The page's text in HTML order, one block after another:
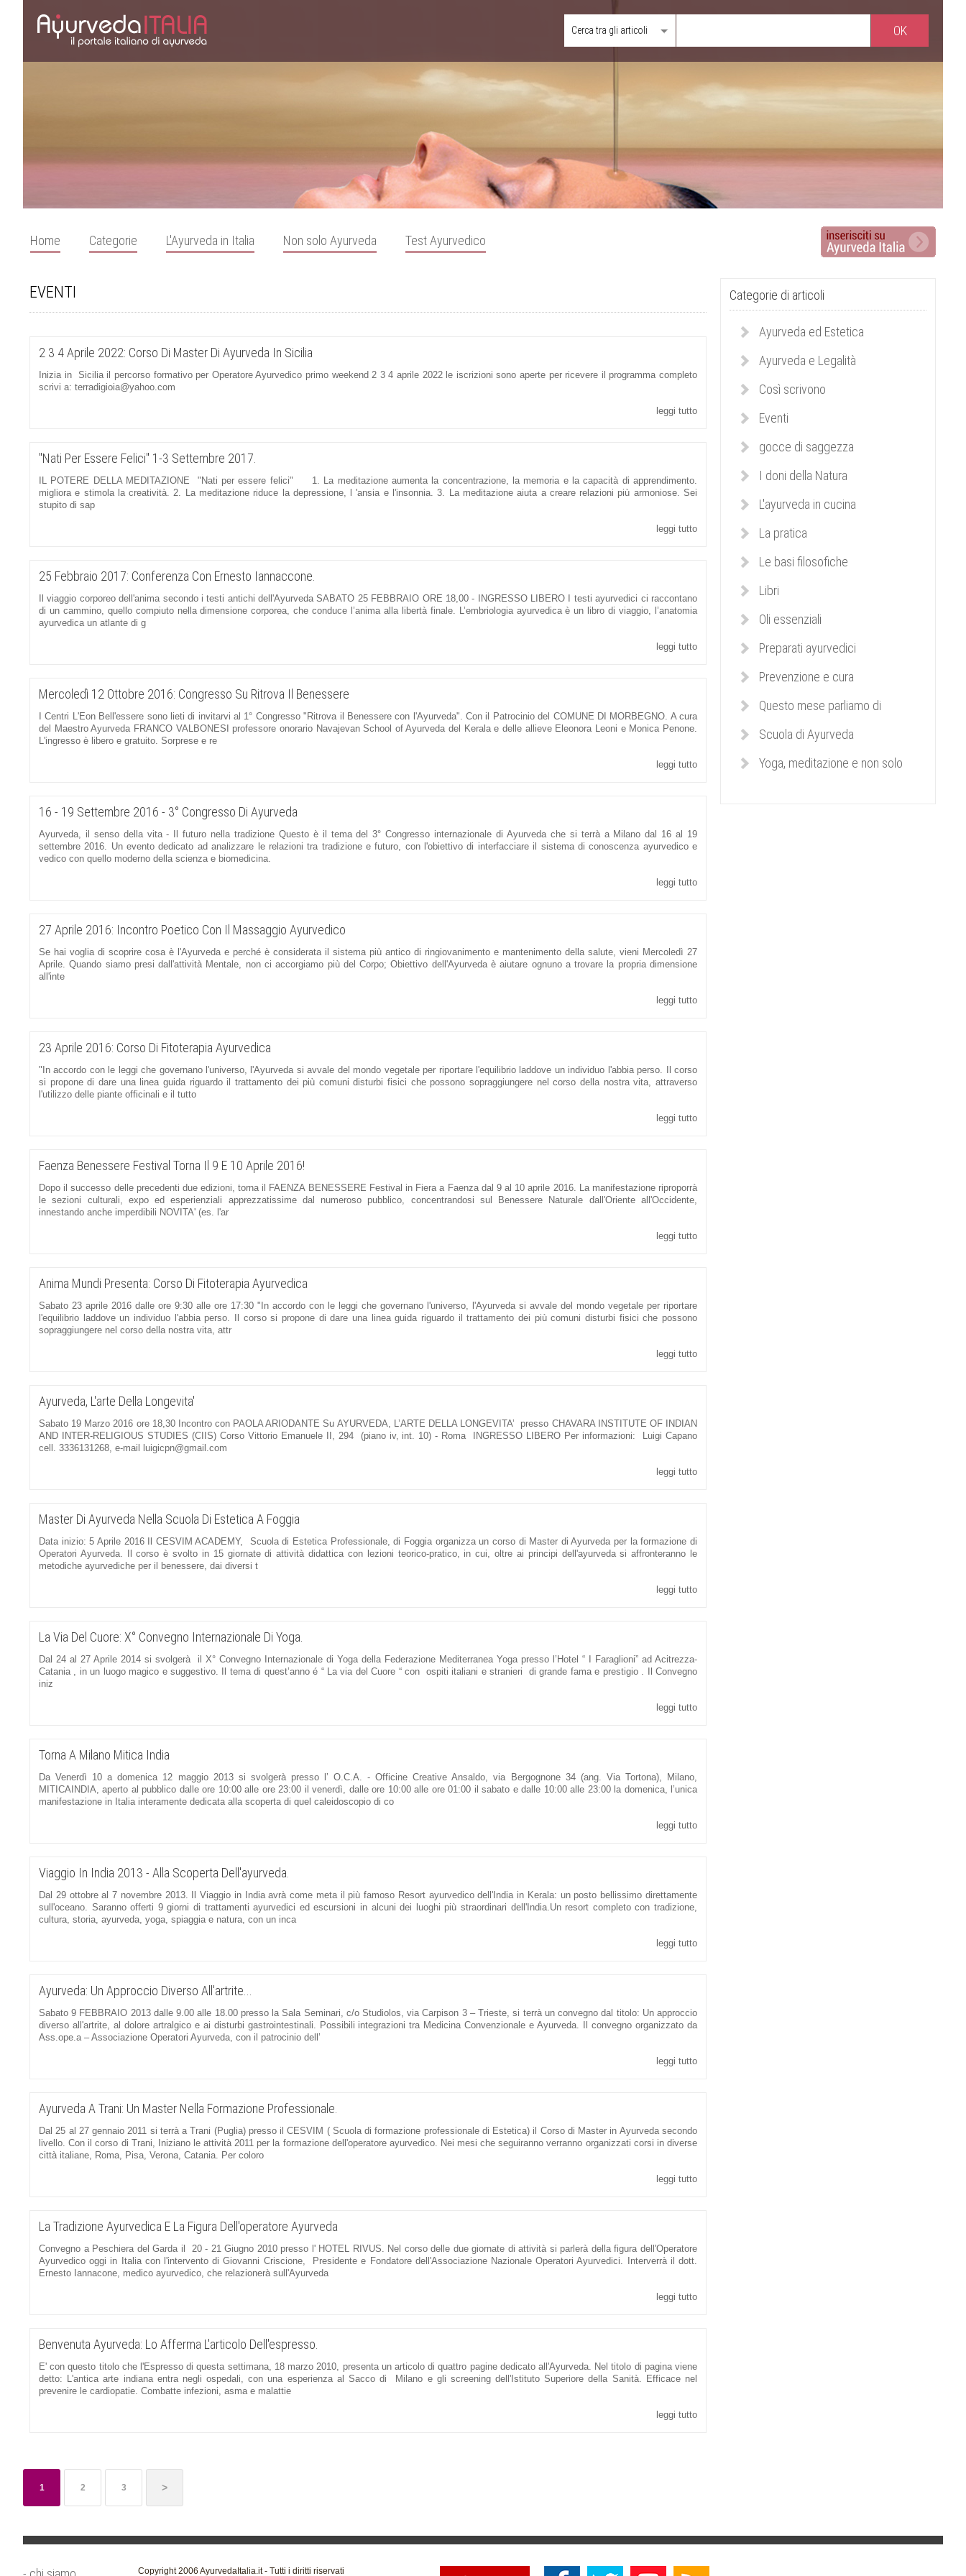
Cerca tra gli articoli
Home Categorie L'Ayurveda in Italia Non solo Ayurveda Test Ayurvedico
EVENTI
2 3 4 Aprile 2022: Corso Di Master Di Ayurveda In Sicilia
Inizia in Sicilia il percorso formativo per Operatore Ayurvedico primo weekend 2 3 4 aprile 2022 le iscrizioni sono aperte per ricevere il programma completo
scrivi a: terradigioia@yahoo.com
leggi tutto
"nati Per Essere Felici" 1-3 Settembre 2017.
IL POTERE DELLA MEDITAZIONE "Nati per essere felici" 1. La meditazione aumenta la concentrazione, la memoria e la capacità di apprendimento.
migliora e stimola la creatività. 2. La meditazione riduce la depressione, l 'ansia e l'insonnia. 3. La meditazione aiuta a creare relazioni più armoniose. Sei
stupito di sap
leggi tutto
25 Febbraio 2017: Conferenza Con Ernesto Iannaccone.
Il viaggio corporeo dell'anima secondo i testi antichi dell'Ayurveda SABATO 25 FEBBRAIO ORE 18,00 - INGRESSO LIBERO I testi ayurvedici ci raccontano
di un cammino, quello compiuto nella dimensione corporea, che conduce l’anima alla libertà finale. L’embriologia ayurvedica è un libro di viaggio, l’anatomia
ayurvedica un atlante di g
leggi tutto
Mercoledì 12 Ottobre 2016: Congresso Su Ritrova Il Benessere
I Centri L'Eon Bell'essere sono lieti di invitarvi al 1° Congresso "Ritrova il Benessere con l'Ayurveda". Con il Patrocinio del COMUNE DI MORBEGNO. A cura
del Maestro Ayurveda FRANCO VALBONESI professore onorario Navajevan School of Ayurveda del Kerala e delle allieve Eleonora Leoni e Monica Penone.
L'ingresso è libero e gratuito. Sorprese e re
leggi tutto
16 - 19 Settembre 2016 - 3° Congresso Di Ayurveda
Ayurveda, il senso della vita - Il futuro nella tradizione Questo è il tema del 3° Congresso internazionale di Ayurveda che si terrà a Milano dal 16 al 19
settembre 2016. Un evento dedicato ad analizzare le relazioni tra tradizione e futuro, con l'obiettivo di interfacciare il sistema di conoscenza ayurvedico e
vedico con quello moderno della scienza e biomedicina.
leggi tutto
27 Aprile 2016: Incontro Poetico Con Il Massaggio Ayurvedico
Se hai voglia di scoprire cosa è l'Ayurveda e perché è considerata il sistema più antico di ringiovanimento e mantenimento della salute, vieni Mercoledì 27
Aprile. Quando siamo presi dall'attività Mentale, non ci accorgiamo più del Corpo; Obiettivo dell'Ayurveda è aiutare ognuno a trovare la propria dimensione
all'inte
leggi tutto
23 Aprile 2016: Corso Di Fitoterapia Ayurvedica
"In accordo con le leggi che governano l'universo, l'Ayurveda si avvale del mondo vegetale per riportare l'equilibrio laddove un individuo l'abbia perso. Il corso
si propone di dare una linea guida riguardo il trattamento dei più comuni disturbi fisici che possono sopraggiungere nel corso della nostra vita, attraverso
l'utilizzo delle piante officinali e il tutto
leggi tutto
Faenza Benessere Festival Torna Il 9 E 10 Aprile 2016!
Dopo il successo delle precedenti due edizioni, torna il FAENZA BENESSERE Festival in Fiera a Faenza dal 9 al 10 aprile 2016. La manifestazione riproporrà
le sezioni culturali, expo ed esperienziali apprezzatissime dal numeroso pubblico, concentrandosi sul Benessere Naturale dall'Oriente all'Occidente,
innestando anche imperdibili NOVITA' (es. l'ar
leggi tutto
Anima Mundi Presenta: Corso Di Fitoterapia Ayurvedica
Sabato 23 aprile 2016 dalle ore 9:30 alle ore 17:30 "In accordo con le leggi che governano l'universo, l'Ayurveda si avvale del mondo vegetale per riportare
l'equilibrio laddove un individuo l'abbia perso. Il corso si propone di dare una linea guida riguardo il trattamento dei più comuni disturbi fisici che possono
sopraggiungere nel corso della nostra vita, attr
leggi tutto
Ayurveda, L'arte Della Longevita'
Sabato 19 Marzo 2016 ore 18,30 Incontro con PAOLA ARIODANTE Su AYURVEDA, L’ARTE DELLA LONGEVITA’ presso CHAVARA INSTITUTE OF INDIAN
AND INTER-RELIGIOUS STUDIES (CIIS) Corso Vittorio Emanuele II, 294 (piano iv, int. 10) - Roma INGRESSO LIBERO Per informazioni: Luigi Capano
cell. 3336131268, e-mail luigicpn@gmail.com
leggi tutto
Master Di Ayurveda Nella Scuola Di Estetica A Foggia
Data inizio: 5 Aprile 2016 Il CESVIM ACADEMY, Scuola di Estetica Professionale, di Foggia organizza un corso di Master di Ayurveda per la formazione di
Operatori Ayurveda. Il corso è svolto in 15 giornate di attività didattica con lezioni teorico-pratico, in cui, oltre ai principi dell'ayurveda si affronteranno le
metodiche ayurvediche per il benessere, dai diversi t
leggi tutto
La Via Del Cuore: X° Convegno Internazionale Di Yoga.
Dal 24 al 27 Aprile 2014 si svolgerà il X° Convegno Internazionale di Yoga della Federazione Mediterranea Yoga presso l’Hotel “ I Faraglioni” ad Acitrezza-
Catania , in un luogo magico e suggestivo. Il tema di quest’anno é “ La via del Cuore “ con ospiti italiani e stranieri di grande fama e prestigio . Il Convegno
iniz
leggi tutto
Torna A Milano Mitica India
Da Venerdì 10 a domenica 12 maggio 2013 si svolgerà presso l’ O.C.A. - Officine Creative Ansaldo, via Bergognone 34 (ang. Via Tortona), Milano,
MITICAINDIA, aperto al pubblico dalle ore 10:00 alle ore 23:00 il venerdì, dalle ore 10:00 alle ore 01:00 il sabato e dalle 10:00 alle 23:00 la domenica, l’unica
manifestazione in Italia interamente dedicata alla scoperta di quel caleidoscopio di co
leggi tutto
Viaggio In India 2013 - Alla Scoperta Dell'ayurveda.
Dal 29 ottobre al 7 novembre 2013. Il Viaggio in India avrà come meta il più famoso Resort ayurvedico dell'India in Kerala: un posto bellissimo direttamente
sull'oceano. Saranno offerti 9 giorni di trattamenti ayurvedici ed escursioni in alcuni dei luoghi più straordinari dell'India.Un resort completo con tradizione,
cultura, storia, ayurveda, yoga, spiaggia e natura, con un inca
leggi tutto
Ayurveda: Un Approccio Diverso All'artrite...
Sabato 9 FEBBRAIO 2013 dalle 9.00 alle 18.00 presso la Sala Seminari, c/o Studiolos, via Carpison 3 – Trieste, si terrà un convegno dal titolo: Un approccio
diverso all'artrite, al dolore artralgico e ai disturbi gastrointestinali. Possibili integrazioni tra Medicina Convenzionale e Ayurveda. Il convegno organizzato da
Ass.ope.a – Associazione Operatori Ayurveda, con il patrocinio dell’
leggi tutto
Ayurveda A Trani: Un Master Nella Formazione Professionale.
Dal 25 al 27 gennaio 2011 si terrà a Trani (Puglia) presso il CESVIM ( Scuola di formazione professionale di Estetica) il Corso di Master in Ayurveda secondo
livello. Con il corso di Trani, Iniziano le attività 2011 per la formazione dell'operatore ayurvedico. Nei mesi che seguiranno verranno organizzati corsi in diverse
città italiane, Roma, Pisa, Verona, Catania. Per coloro
leggi tutto
La Tradizione Ayurvedica E La Figura Dell'operatore Ayurveda
Convegno a Peschiera del Garda il 20 - 21 Giugno 2010 presso l' HOTEL RIVUS. Nel corso delle due giornate di attività si parlerà della figura dell'Operatore
Ayurvedico oggi in Italia con l'intervento di Giovanni Criscione, Presidente e Fondatore dell'Associazione Nazionale Operatori Ayurvedici. Interverrà il dott.
Ernesto Iannacone, medico ayurvedico, che relazionerà sull'Ayurveda
leggi tutto
Benvenuta Ayurveda: Lo Afferma L'articolo Dell'espresso.
E' con questo titolo che l'Espresso di questa settimana, 18 marzo 2010, presenta un articolo di quattro pagine dedicato all'Ayurveda. Nel titolo di pagina viene
detto: L'antica arte indiana entra negli ospedali, con una esperienza al Sacco di Milano e gli screening dell'Istituto Superiore della Sanità. Efficace nel
prevenire le cardiopatie. Combatte infezioni, asma e malattie
leggi tutto
1 2 3 >
Categorie di articoli
Ayurveda ed Estetica
Ayurveda e Legalità
Così scrivono
Eventi
gocce di saggezza
I doni della Natura
L'ayurveda in cucina
La pratica
Le basi filosofiche
Libri
Oli essenziali
Preparati ayurvedici
Prevenzione e cura
Questo mese parliamo di
Scuola di Ayurveda
Yoga, meditazione e non solo
Copyright 2006 AyurvedaItalia.it - Tutti i diritti riservati